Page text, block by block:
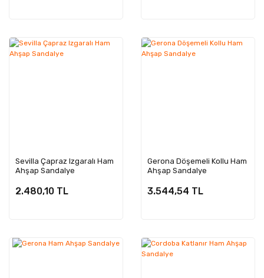
Sevilla Çapraz Izgaralı Ham
Ahşap Sandalye
2.480,10 TL
Gerona Döşemeli Kollu Ham
Ahşap Sandalye
3.544,54 TL